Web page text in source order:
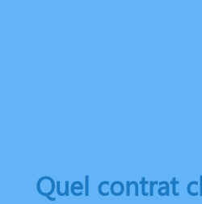
Quel contrat